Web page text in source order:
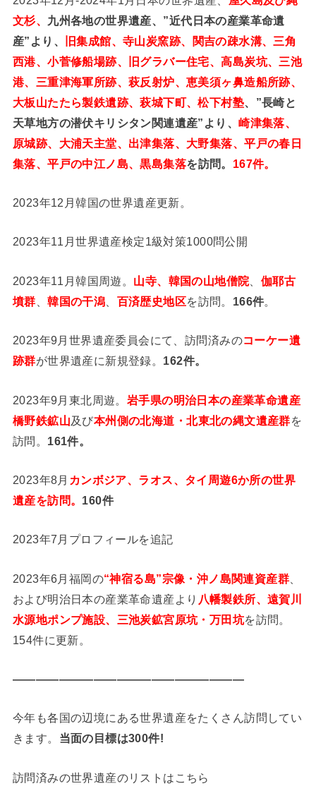
文杉、 九州各地の世界遺産、”近代日本の産業革命遺
産”より、
旧集成館、寺山炭窯跡、関吉の疎水溝、三角
西港、小菅修船場跡、旧グラバー住宅、高島炭坑、三池
港、三重津海軍所跡、萩反射炉、恵美須ヶ鼻造船所跡、
大板山たたら製鉄遺跡、萩城下町、松下村塾、”長崎と
天草地方の潜伏キリシタン関連遺産”より、崎津集落、
原城跡、大浦天主堂、出津集落、大野集落、平戸の春日
集落、平戸の中江ノ島、黒島集落を訪問。 167件。
2023年12月韓国の世界遺産更新。
2023年11月世界遺産検定1級対策1000問公開
2023年11月韓国周遊。 山寺、韓国の山地僧院、 伽耶古
墳群 、韓国の干潟 百済歴史地区を訪問。 166件。
2023年9月世界遺産委員会にて、訪問済みのコーケー遺
跡群が世界遺産に新規登録。 162件。
2023年9月東北周遊。 岩手県の明治日本の産業革命遺産
橋野鉄鉱山及び本州側の北海道・北東北の縄文遺産群を
訪問。 161件。
2023年8月 カンボジア、ラオス、タイ周遊6か所の世界
遺産を訪問。 160件
2023年7月プロフィールを追記
2023年6月福岡の“神宿る島”宗像・沖ノ島関連資産群
および明治日本の産業革命遺産より 八幡製鉄所、遠賀川
水源地ポンプ施設、三池炭鉱宮原坑・万田坑を訪問。
154件に更新。
————————————————————
今年も各国の辺境にある世界遺産をたくさん訪問してい
きます。 当面の目標は300件!
訪問済みの世界遺産のリストはこちら